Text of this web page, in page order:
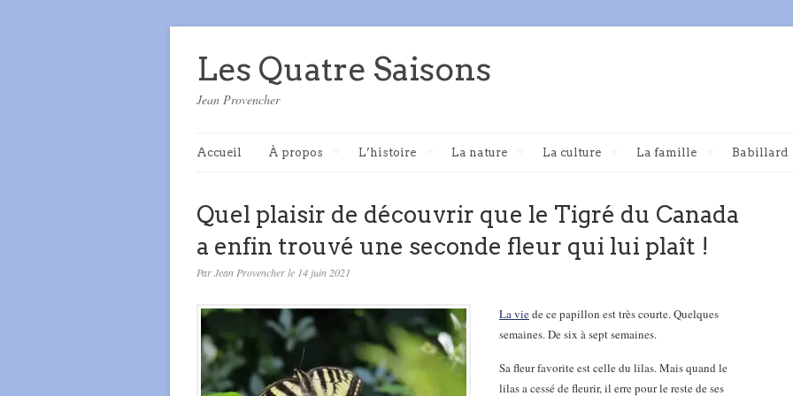
Les Quatre Saisons
Jean Provencher
Accueil À propos L’histoire La nature La culture La famille Babillard
Quel plaisir de découvrir que le Tigré du Canada
a enfin trouvé une seconde fleur qui lui plaît !
Par Jean Provencher le 14 juin 2021
La viede ce papillon est très courte. Quelques
semaines. De six à sept semaines.
Sa fleur favorite est celle du lilas. Mais quand le
lilas a cessé de fleurir, il erre pour le reste de ses